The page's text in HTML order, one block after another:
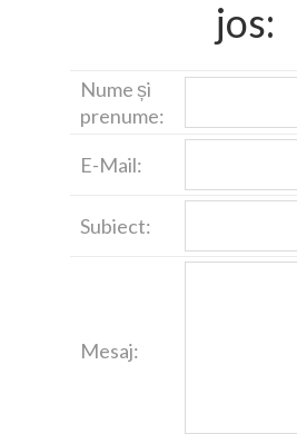
jos:
Nume și
prenume:
E-Mail:
Subiect:
Mesaj: